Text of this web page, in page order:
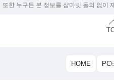
또한 누구든 본 정보를 샵마넷 동의 없이
HOME PC